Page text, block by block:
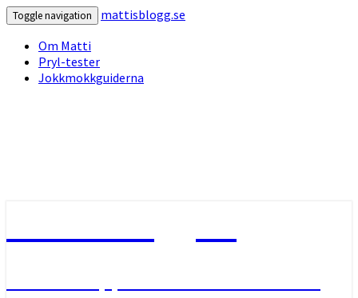
Toggle navigation
mattisblogg.se
Om Matti
Pryl-tester
Jokkmokkguiderna